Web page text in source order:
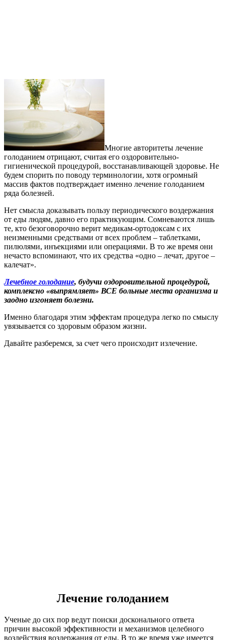
Многие авторитеты лечение
голоданием отрицают, считая его оздоровительно-
гигиенической процедурой, восстанавливающей здоровье. Не
будем спорить по поводу терминологии, хотя огромный
массив фактов подтверждает именно лечение голоданием
ряда болезней.
Нет смысла доказывать пользу периодического воздержания
от еды людям, давно его практикующим. Сомневаются лишь
те, кто безоговорочно верит медикам-ортодоксам с их
неизменными средствами от всех проблем – таблетками,
пилюлями, инъекциями или операциями. В то же время они
нечасто вспоминают, что их средства «одно – лечат, другое –
калечат».
Лечебное голодание, будучи оздоровительной процедурой,
комплексно «выпрямляет» ВСЕ больные места организма и
заодно изгоняет болезни.
Именно благодаря этим эффектам процедура легко по смыслу
увязывается со здоровым образом жизни.
Давайте разберемся, за счет чего происходит излечение.
Лечение голоданием
Ученые до сих пор ведут поиски досконального ответа
причин высокой эффективности и механизмов целебного
воздействия воздержания от еды. В то же время уже имеется